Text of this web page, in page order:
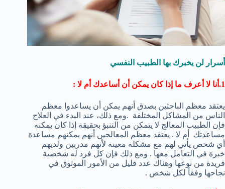
أسرار لن يخبرك بها الطبيب النفسي
1.أنا لا أعرف ما إذا كان يمكن أن أساعدك أم لا :
يعتقد معظم الباحثين بصدق أنهم يمكن أن يساعدوا معظم
الناس من المشاكل المختلفة .ومع ذلك، عند البدء في العلاج
فإن الطبيب المعالج لا يتمكن من التنبؤ بحقيقة إذا كان يمكنه
مساعدتك أم لا . يعتقد معظم المعالجين أنهم يمكنهم مساعدة
أي شخص يأتي لهم مع مشكلة معينة لأنهم مدربين ولديهم
خبرة في التعامل معها . ومع ذلك فإن كل فرد له شخصية
فريدة من نوعها وهناك عدد قليل من الأمور الموثوق في
نجاحها وفقاً لكل شخص .